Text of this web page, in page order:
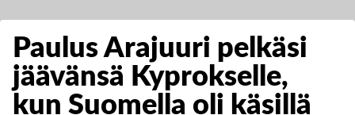
Paulus Arajuuri pelkäsi
jäävänsä Kyprokselle,
kun Suomella oli käsillä